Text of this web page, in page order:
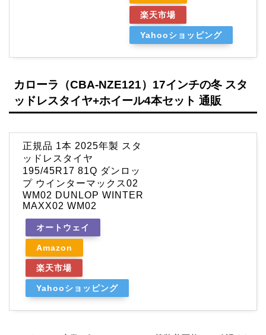
楽天市場
Yahooショッピング
カローラ（CBA-NZE121）17インチの冬 スタ
ッドレスタイヤ+ホイール4本セット 通販
正規品 1本 2025年製 スタ
ッドレスタイヤ
195/45R17 81Q ダンロッ
プ ウインターマックス02
WM02 DUNLOP WINTER
MAXX02 WM02
オートウェイ
Amazon
楽天市場
Yahooショッピング